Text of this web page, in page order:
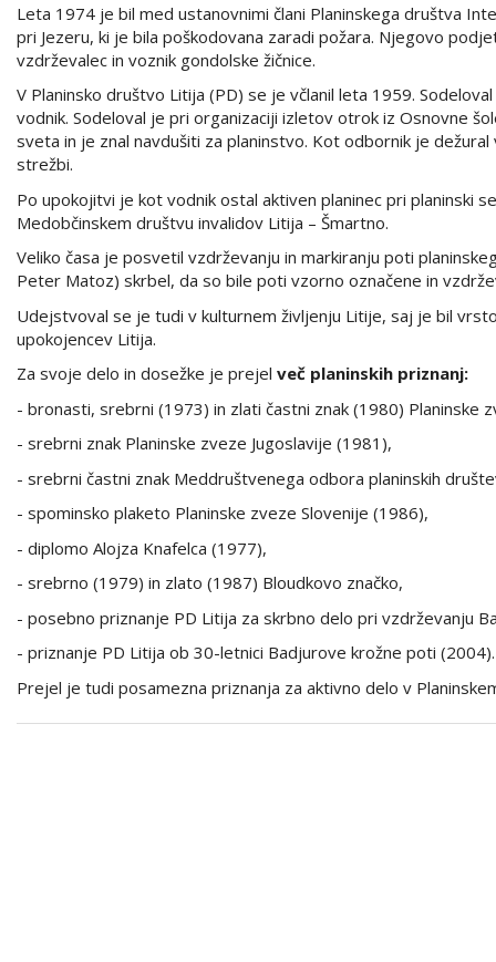
Leta 1974 je bil med ustanovnimi člani Planinskega društva
pri Jezeru, ki je bila poškodovana zaradi požara. Njegovo
vzdrževalec in voznik gondolske žičnice.
V Planinsko društvo Litija (PD) se je včlanil leta 1959.
vodnik. Sodeloval je pri organizaciji izletov otrok iz Osnovne
sveta in je znal navdušiti za planinstvo. Kot odbornik je
strežbi.
Po upokojitvi je kot vodnik ostal aktiven planinec pri planinski
Medobčinskem društvu invalidov Litija – Šmartno.
Veliko časa je posvetil vzdrževanju in markiranju poti
Peter Matoz) skrbel, da so bile poti vzorno označene in
Udejstvoval se je tudi v kulturnem življenju Litije, saj je bil
upokojencev Litija.
Za svoje delo in dosežke je prejel več planinskih priznanj:
- bronasti, srebrni (1973) in zlati častni znak (1980) Planinske
- srebrni znak Planinske zveze Jugoslavije (1981),
- srebrni častni znak Meddruštvenega odbora planinskih
- spominsko plaketo Planinske zveze Slovenije (1986),
- diplomo Alojza Knafelca (1977),
- srebrno (1979) in zlato (1987) Bloudkovo značko,
- posebno priznanje PD Litija za skrbno delo pri vzdrževanju
- priznanje PD Litija ob 30-letnici Badjurove krožne poti (2004).
Prejel je tudi posamezna priznanja za aktivno delo v